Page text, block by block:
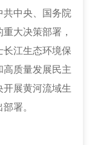
共中央、国务院
大决策部署，
长江生态环境保
高质量发展民主
开展黄河流域生
署。